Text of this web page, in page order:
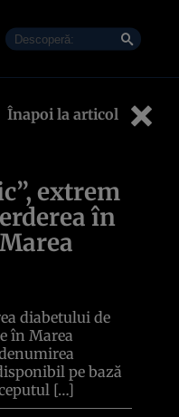
Înapoi la articol
extrem
în
diabetului de
în Marea
pe bază
[…]